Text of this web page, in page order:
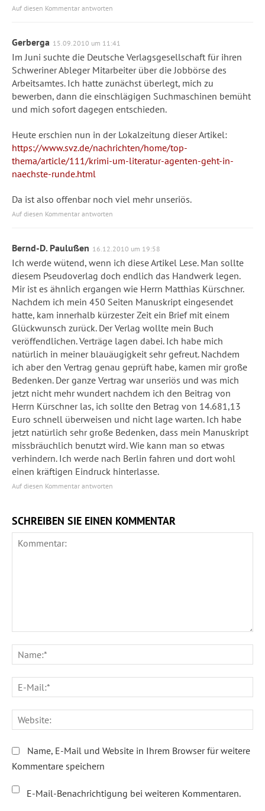
Auf diesen Kommentar antworten
Gerberga 15.09.2010 um 11:41
Im Juni suchte die Deutsche Verlagsgesellschaft für ihren
Schweriner Ableger Mitarbeiter über die Jobbörse des
Arbeitsamtes. Ich hatte zunächst überlegt, mich zu
bewerben, dann die einschlägigen Suchmaschinen bemüht
und mich sofort dagegen entschieden.
Heute erschien nun in der Lokalzeitung dieser Artikel:
https://www.svz.de/nachrichten/home/top-
thema/article/111/krimi-um-literatur-agenten-geht-in-
naechste-runde.html
Da ist also offenbar noch viel mehr unseriös.
Auf diesen Kommentar antworten
Bernd-D. Paulußen 16.12.2010 um 19:58
Ich werde wütend, wenn ich diese Artikel Lese. Man sollte
diesem Pseudoverlag doch endlich das Handwerk legen.
Mir ist es ähnlich ergangen wie Herrn Matthias Kürschner.
Nachdem ich mein 450 Seiten Manuskript eingesendet
hatte, kam innerhalb kürzester Zeit ein Brief mit einem
Glückwunsch zurück. Der Verlag wollte mein Buch
veröffendlichen. Verträge lagen dabei. Ich habe mich
natürlich in meiner blauäugigkeit sehr gefreut. Nachdem
ich aber den Vertrag genau geprüft habe, kamen mir große
Bedenken. Der ganze Vertrag war unseriös und was mich
jetzt nicht mehr wundert nachdem ich den Beitrag von
Herrn Kürschner las, ich sollte den Betrag von 14.681,13
Euro schnell überweisen und nicht lage warten. Ich habe
jetzt natürlich sehr große Bedenken, dass mein Manuskript
missbräuchlich benutzt wird. Wie kann man so etwas
verhindern. Ich werde nach Berlin fahren und dort wohl
einen kräftigen Eindruck hinterlasse.
Auf diesen Kommentar antworten
SCHREIBEN SIE EINEN KOMMENTAR
Name, E-Mail und Website in Ihrem Browser für weitere
Kommentare speichern
E-Mail-Benachrichtigung bei weiteren Kommentaren.